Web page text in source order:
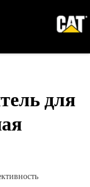
для